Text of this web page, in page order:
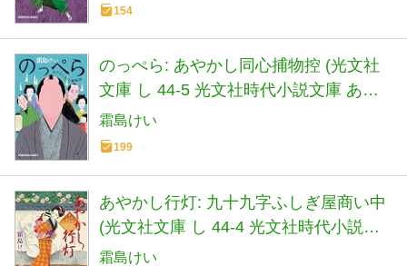
154
のっぺら: あやかし同心捕物控 (光文社
文庫 し 44-5 光文社時代小説文庫 あや
かし同心捕物控)
霜島けい
199
あやかし行灯: 九十九字ふしぎ屋商い中
(光文社文庫 し 44-4 光文社時代小説文
庫)
霜島けい